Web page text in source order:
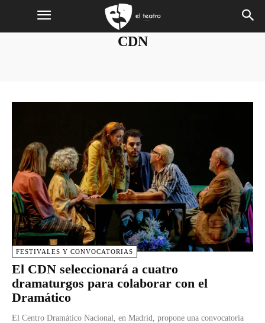
CDN
FESTIVALES Y CONVOCATORIAS
El CDN seleccionará a cuatro
dramaturgos para colaborar con el
Dramático
El Centro Dramático Nacional, en Madrid, propone una convocatoria